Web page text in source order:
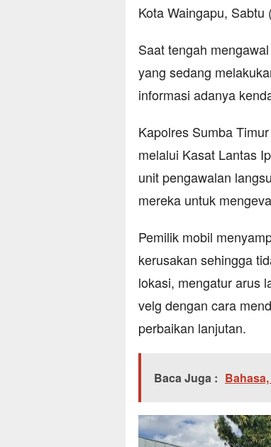
Kota Waingapu, Sabtu
Saat tengah
yang sedang
informasi adanya
Kapolres Sumba
melalui Kasat Lantas
unit pengawalan
mereka untuk
Pemilik mobil
kerusakan sehingga
lokasi, mengatur arus
velg dengan cara
perbaikan lanjutan.
Baca Juga :